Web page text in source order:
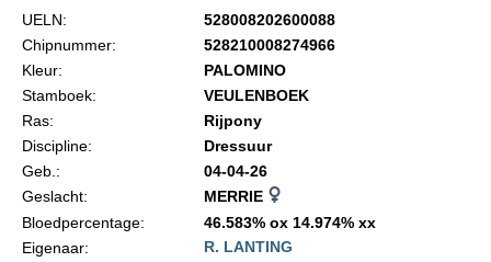
Informatie
Statuten en reglementen
Algemeen
Paardenpaspoort aanvragen
UELN:
528008202600088
Chipnummer:
528210008274966
Kleur:
PALOMINO
Stamboek:
VEULENBOEK
Ras:
Rijpony
Discipline:
Dressuur
Geb.:
04-04-26
Geslacht:
MERRIE
Bloedpercentage:
46.583% ox 14.974% xx
Eigenaar:
R. LANTING